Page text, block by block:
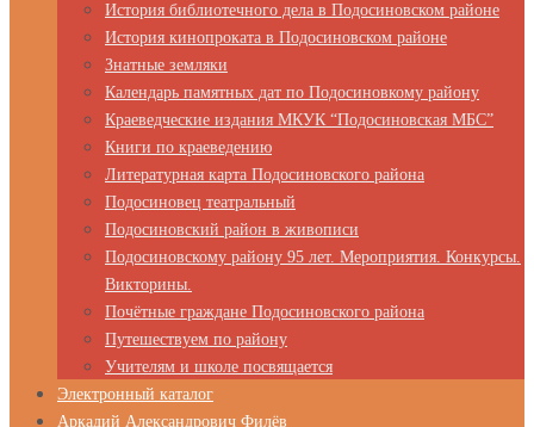
История библиотечного дела в Подосиновском районе
История кинопроката в Подосиновском районе
Знатные земляки
Календарь памятных дат по Подосиновкому району
Краеведческие издания МКУК “Подосиновская МБС”
Книги по краеведению
Литературная карта Подосиновского района
Подосиновец театральный
Подосиновский район в живописи
Подосиновскому району 95 лет. Мероприятия. Конкурсы.
Викторины.
Почётные граждане Подосиновского района
Путешествуем по району
Учителям и школе посвящается
Электронный каталог
Аркадий Александрович Филёв